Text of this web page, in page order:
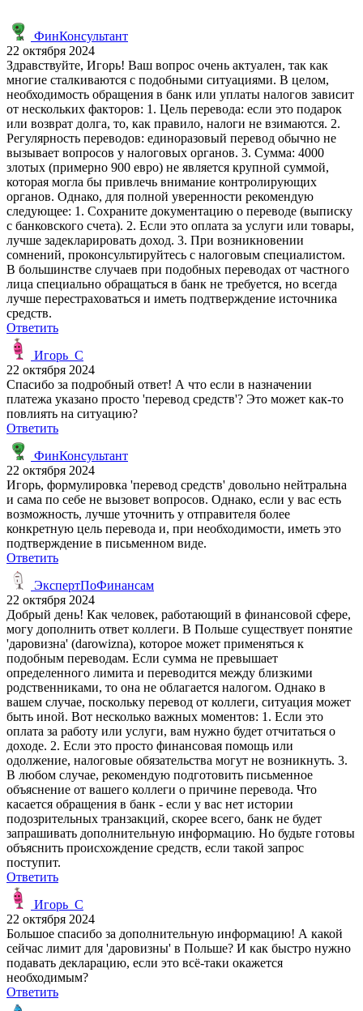
ФинКонсультант
22 октября 2024
Здравствуйте, Игорь! Ваш вопрос очень актуален, так как
многие сталкиваются с подобными ситуациями. В целом,
необходимость обращения в банк или уплаты налогов зависит
от нескольких факторов: 1. Цель перевода: если это подарок
или возврат долга, то, как правило, налоги не взимаются. 2.
Регулярность переводов: единоразовый перевод обычно не
вызывает вопросов у налоговых органов. 3. Сумма: 4000
злотых (примерно 900 евро) не является крупной суммой,
которая могла бы привлечь внимание контролирующих
органов. Однако, для полной уверенности рекомендую
следующее: 1. Сохраните документацию о переводе (выписку
с банковского счета). 2. Если это оплата за услуги или товары,
лучше задекларировать доход. 3. При возникновении
сомнений, проконсультируйтесь с налоговым специалистом.
В большинстве случаев при подобных переводах от частного
лица специально обращаться в банк не требуется, но всегда
лучше перестраховаться и иметь подтверждение источника
средств.
Ответить
Игорь_С
22 октября 2024
Спасибо за подробный ответ! А что если в назначении
платежа указано просто 'перевод средств'? Это может как-то
повлиять на ситуацию?
Ответить
ФинКонсультант
22 октября 2024
Игорь, формулировка 'перевод средств' довольно нейтральна
и сама по себе не вызовет вопросов. Однако, если у вас есть
возможность, лучше уточнить у отправителя более
конкретную цель перевода и, при необходимости, иметь это
подтверждение в письменном виде.
Ответить
ЭкспертПоФинансам
22 октября 2024
Добрый день! Как человек, работающий в финансовой сфере,
могу дополнить ответ коллеги. В Польше существует понятие
'даровизна' (darowizna), которое может применяться к
подобным переводам. Если сумма не превышает
определенного лимита и переводится между близкими
родственниками, то она не облагается налогом. Однако в
вашем случае, поскольку перевод от коллеги, ситуация может
быть иной. Вот несколько важных моментов: 1. Если это
оплата за работу или услуги, вам нужно будет отчитаться о
доходе. 2. Если это просто финансовая помощь или
одолжение, налоговые обязательства могут не возникнуть. 3.
В любом случае, рекомендую подготовить письменное
объяснение от вашего коллеги о причине перевода. Что
касается обращения в банк - если у вас нет истории
подозрительных транзакций, скорее всего, банк не будет
запрашивать дополнительную информацию. Но будьте готовы
объяснить происхождение средств, если такой запрос
поступит.
Ответить
Игорь_С
22 октября 2024
Большое спасибо за дополнительную информацию! А какой
сейчас лимит для 'даровизны' в Польше? И как быстро нужно
подавать декларацию, если это всё-таки окажется
необходимым?
Ответить